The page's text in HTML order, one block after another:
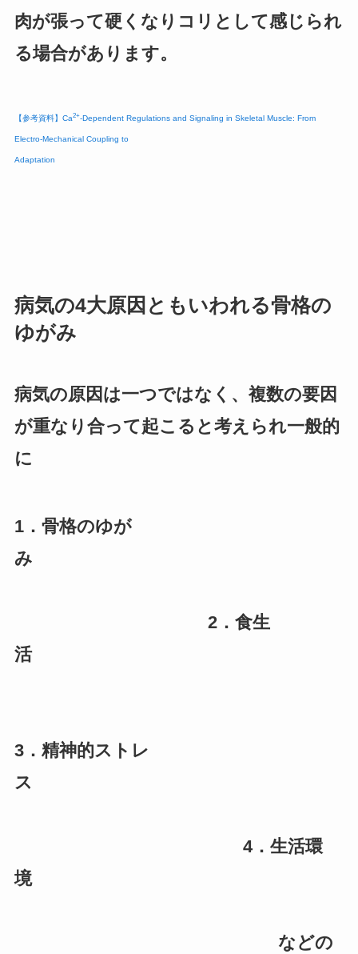
肉が張って硬くなりコリとして感じられ
る場合があります。
【参考資料】Ca2+-Dependent Regulations and Signaling in Skeletal Muscle: From
Electro-Mechanical Coupling to
Adaptation
病気の4大原因ともいわれる骨格の
ゆがみ
病気の原因は一つではなく、複数の要因
が重なり合って起こると考えられ一般的
に
1．骨格のゆが
み
2．食生
活
3．精神的ストレ
ス
4．生活環
境
などの